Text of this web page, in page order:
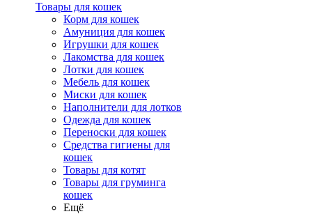
Товары для кошек
Корм для кошек
Амуниция для кошек
Игрушки для кошек
Лакомства для кошек
Лотки для кошек
Мебель для кошек
Миски для кошек
Наполнители для лотков
Одежда для кошек
Переноски для кошек
Средства гигиены для
кошек
Товары для котят
Товары для груминга
кошек
Ещё